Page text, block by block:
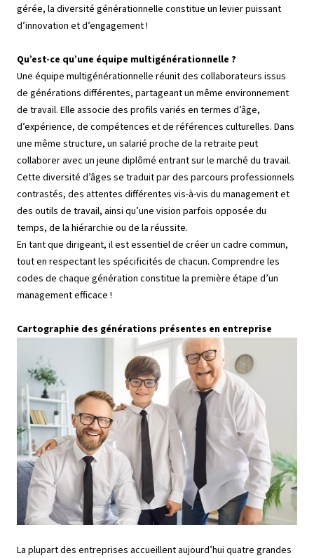
gérée, la diversité générationnelle constitue un levier puissant
d’innovation et d’engagement !
Qu’est-ce qu’une équipe multigénérationnelle ?
Une équipe multigénérationnelle réunit des collaborateurs issus
de générations différentes, partageant un même environnement
de travail. Elle associe des profils variés en termes d’âge,
d’expérience, de compétences et de références culturelles. Dans
une même structure, un salarié proche de la retraite peut
collaborer avec un jeune diplômé entrant sur le marché du travail.
Cette diversité d’âges se traduit par des parcours professionnels
contrastés, des attentes différentes vis-à-vis du management et
des outils de travail, ainsi qu’une vision parfois opposée du
temps, de la hiérarchie ou de la réussite.
En tant que dirigeant, il est essentiel de créer un cadre commun,
tout en respectant les spécificités de chacun. Comprendre les
codes de chaque génération constitue la première étape d’un
management efficace !
Cartographie des générations présentes en entreprise
La plupart des entreprises accueillent aujourd’hui quatre grandes